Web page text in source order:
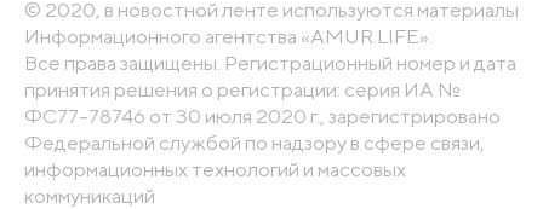
© 2020, в новостной ленте используются материалы
Информационного агентства «AMUR.LIFE».
Все права защищены. Регистрационный номер и дата
принятия решения о регистрации: серия ИА №
ФС77-78746 от 30 июля 2020 г., зарегистрировано
Федеральной службой по надзору в сфере связи,
информационных технологий и массовых
коммуникаций